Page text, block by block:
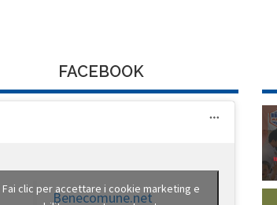
FACEBOOK
Benecomune.net
Fai clic per accettare i cookie marketing e